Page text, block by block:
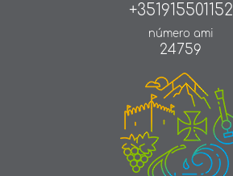
+351915501152
número ami
24759